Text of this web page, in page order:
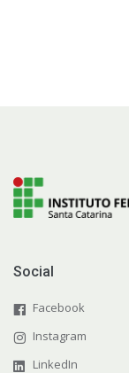
Social
Facebook
Instagram
LinkedIn